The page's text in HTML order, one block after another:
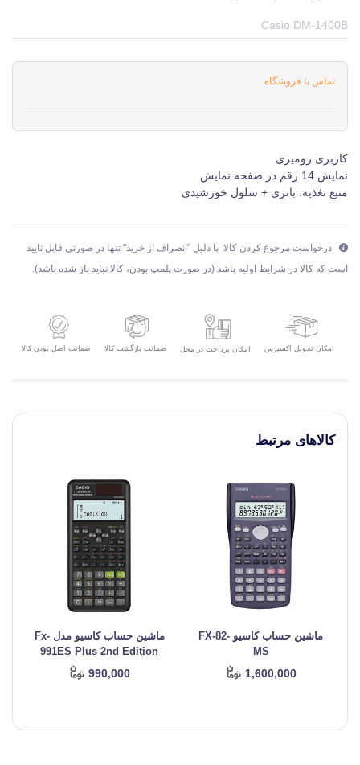
Casio DM-1400B
تماس با فروشگاه
کاربری رومیزی
نمایش 14 رقم در صفحه نمایش
منبع تغذیه: باتری + سلول خورشیدی
درخواست مرجوع کردن کالا با دلیل "انصراف از خرید" تنها در صورتی قابل تایید
است که کالا در شرایط اولیه باشد (در صورت پلمپ بودن، کالا نباید باز شده باشد).
امکان تحویل اکسپرس امکان پرداخت در محل ضمانت بازگشت کالا ضمانت اصل بودن کالا
کالاهای مرتبط
ماشین حساب کاسیو FX-82-
MS
1,600,000
ماشین حساب کاسیو مدل Fx-
991ES Plus 2nd Edition
990,000